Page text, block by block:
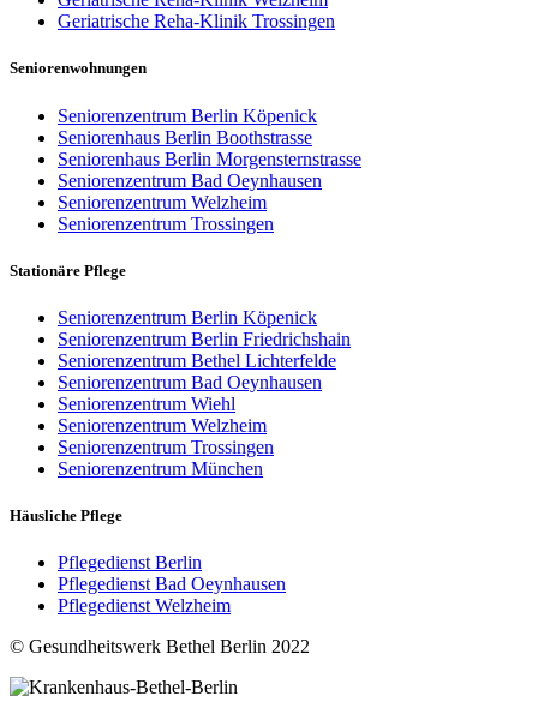
Geriatrische Reha-Klinik Trossingen
Seniorenwohnungen
Seniorenzentrum Berlin Köpenick
Seniorenhaus Berlin Boothstrasse
Seniorenhaus Berlin Morgensternstrasse
Seniorenzentrum Bad Oeynhausen
Seniorenzentrum Welzheim
Seniorenzentrum Trossingen
Stationäre Pflege
Seniorenzentrum Berlin Köpenick
Seniorenzentrum Berlin Friedrichshain
Seniorenzentrum Bethel Lichterfelde
Seniorenzentrum Bad Oeynhausen
Seniorenzentrum Wiehl
Seniorenzentrum Welzheim
Seniorenzentrum Trossingen
Seniorenzentrum München
Häusliche Pflege
Pflegedienst Berlin
Pflegedienst Bad Oeynhausen
Pflegedienst Welzheim
© Gesundheitswerk Bethel Berlin 2022